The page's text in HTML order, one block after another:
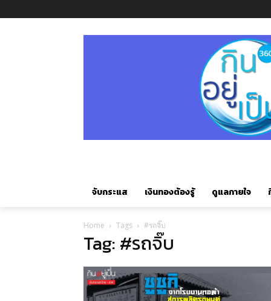
จับกระแส เงินทองต้องรู้ ดูแลกายใจ
Home Tags #รถจิ๊บ
Tag: #รถจิ๊บ